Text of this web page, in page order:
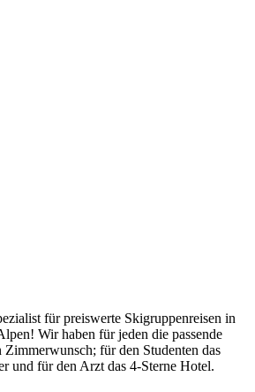
für preiswerte Skigruppenreisen in
Wir haben für jeden die passende
für den Studenten das
und für den Arzt das 4-Sterne Hotel.